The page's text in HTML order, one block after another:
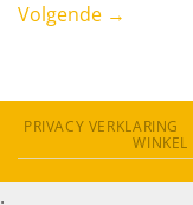
Volgende →
PRIVACY VERKLARING
WINKEL